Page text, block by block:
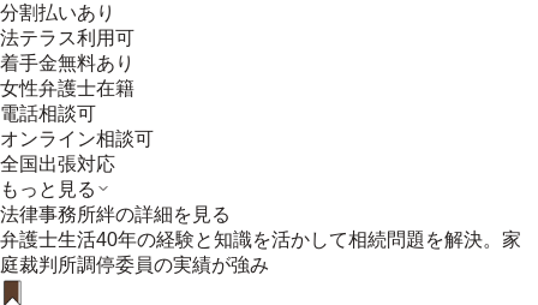
分割払いあり
法テラス利用可
着手金無料あり
女性弁護士在籍
電話相談可
オンライン相談可
全国出張対応
もっと見る
法律事務所絆の詳細を見る
弁護士生活40年の経験と知識を活かして相続問題を解決。家
庭裁判所調停委員の実績が強み